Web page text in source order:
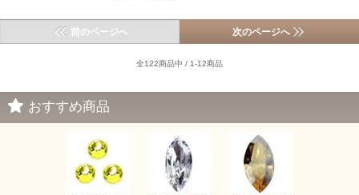
前のページへ 次のページへ
全122商品中 / 1-12商品
おすすめ商品